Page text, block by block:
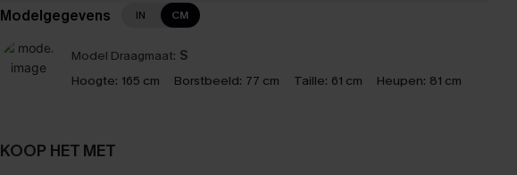
Modelgegevens IN CM
Model Draagmaat: S
Hoogte: 165 cm Borstbeeld: 77 cm Taille: 61 cm Heupen: 81 cm
KOOP HET MET